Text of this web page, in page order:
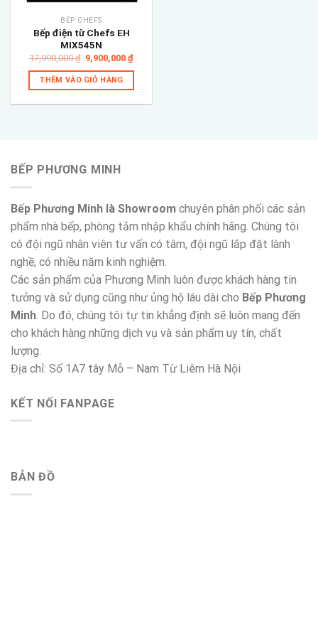
BẾP CHEFS
Bếp điện từ Chefs EH
MIX545N
17,990,000₫ Giá
gốc
là:
17,990,000 ₫.
9,900,000₫Giá
9,900,000 ₫.
THÊM VÀO GIỎ HÀNG
BẾP PHƯƠNG MINH
Bếp Phương Minh là Showroom chuyên phân phối các sản
phẩm nhà bếp, phòng tắm nhập khẩu chính hãng. Chúng tôi
có đội ngũ nhân viên tư vấn có tâm, đội ngũ lắp đặt lành
nghề, có nhiều năm kinh nghiệm.
Các sản phẩm của Phương Minh luôn được khách hàng tin
tưởng và sử dụng cũng như ủng hộ lâu dài cho Bếp Phương
Minh . Do đó, chúng tôi tự tin khẳng định sẽ luôn mang đến
cho khách hàng những dịch vụ và sản phẩm uy tín, chất
lượng.
Địa chỉ: Số 1A7 tây Mỗ – Nam Từ Liêm Hà Nội
KẾT NỐI FANPAGE
BẢN ĐỒ